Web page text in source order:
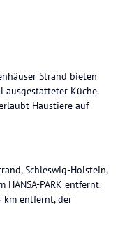
Strand bieten
Küche.
Haustiere auf
Schleswig-Holstein,
PARK entfernt.
km entfernt, der